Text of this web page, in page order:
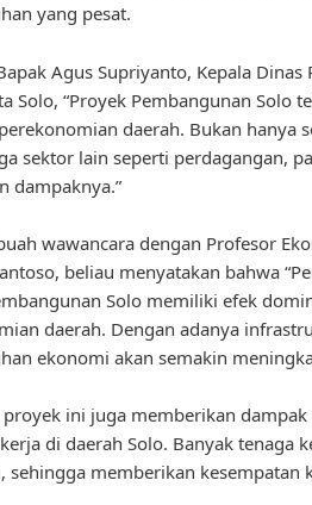
yang pesat.
Agus Supriyanto, Kepala Dinas
Solo, “Proyek Pembangunan Solo
daerah. Bukan hanya
sektor lain seperti perdagangan,
dampaknya.”
wawancara dengan Profesor
beliau menyatakan bahwa
Solo memiliki efek
daerah. Dengan adanya
ekonomi akan semakin
proyek ini juga memberikan
di daerah Solo. Banyak tenaga
sehingga memberikan kesempatan